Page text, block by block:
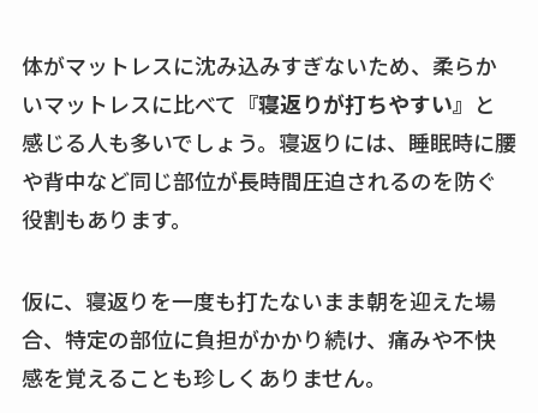
体がマットレスに沈み込みすぎないため、柔らか
いマットレスに比べて 『寝返りが打ちやすい』 と
感じる人も多いでしょう。寝返りには、睡眠時に腰
や背中など同じ部位が長時間圧迫されるのを防ぐ
役割もあります。
仮に、寝返りを一度も打たないまま朝を迎えた場
合、特定の部位に負担がかかり続け、痛みや不快
感を覚えることも珍しくありません。